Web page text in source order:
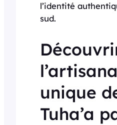
l’identité
sud.
unique
Tuha’a